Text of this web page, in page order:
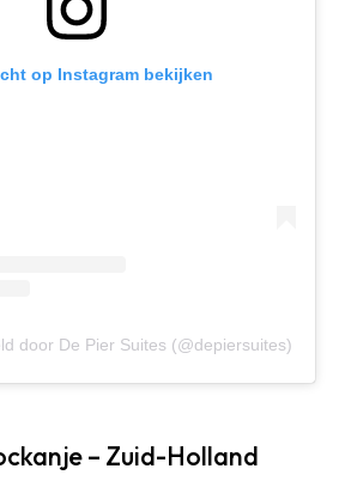
op Instagram bekijken
door De Pier Suites (@depiersuites)
– Zuid-Holland